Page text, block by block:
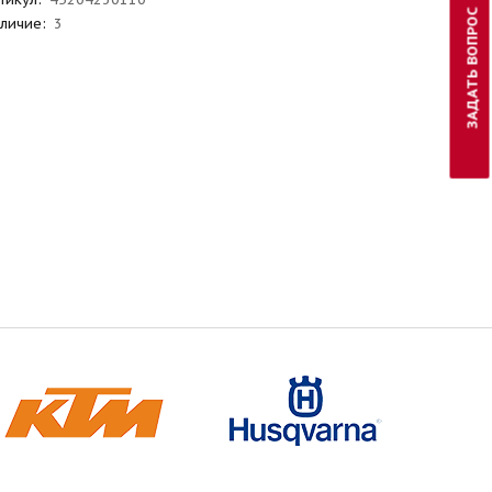
3 ЗАДАТЬ ВОПРОС